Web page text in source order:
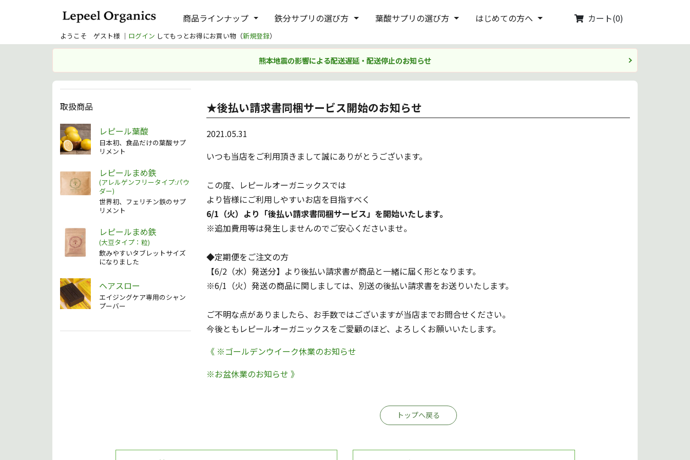
商品ラインナップ 鉄分サプリの選び方 葉酸サプリの選び方 はじめての方へ カート(0)
ようこそ ゲスト様 ｜ ログイン してもっとお得にお買い物（新規登録）
熊本地震の影響による配送遅延・配送停止のお知らせ
取扱商品
レピール葉酸
日本初、食品だけの葉酸サプ
リメント
レピールまめ鉄
(アレルゲンフリータイプ:パウ
ダー)
世界初、フェリチン鉄のサプ
リメント
レピールまめ鉄
(大豆タイプ：粒)
飲みやすいタブレットサイズ
になりました
ヘアスロー
エイジングケア専用のシャン
プーバー
★後払い請求書同梱サービス開始のお知らせ
2021.05.31
いつも当店をご利用頂きまして誠にありがとうございます。
この度、レピールオーガニックスでは
より皆様にご利用しやすいお店を目指すべく
6/1（火）より「後払い請求書同梱サービス」を開始いたします。
※追加費用等は発生しませんのでご安心くださいませ。
◆定期便をご注文の方
【6/2（水）発送分】より後払い請求書が商品と一緒に届く形となります。
※6/1（火）発送の商品に関しましては、別送の後払い請求書をお送りいたします。
ご不明な点がありましたら、お手数ではございますが当店までお問合せください。
今後ともレピールオーガニックスをご愛顧のほど、よろしくお願いいたします。
《 ※ゴールデンウイーク休業のお知らせ
※お盆休業のお知らせ 》
トップへ戻る